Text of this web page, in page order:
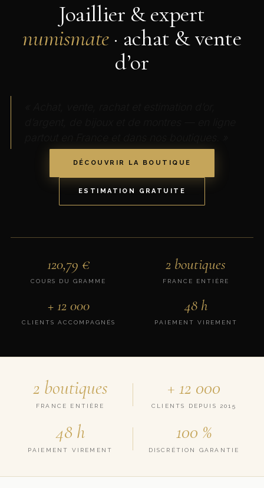
Joaillier & expert
numismate· achat & vente
d’or
DÉCOUVRIR LA BOUTIQUE
ESTIMATION GRATUITE
120,79 €
COURS DU GRAMME
2 boutiques
FRANCE ENTIÈRE
+ 12 000
CLIENTS ACCOMPAGNÉS
48 h
PAIEMENT VIREMENT
2 boutiques
FRANCE ENTIÈRE
+ 12 000
CLIENTS DEPUIS 2015
48 h
PAIEMENT VIREMENT
100 %
DISCRÉTION GARANTIE